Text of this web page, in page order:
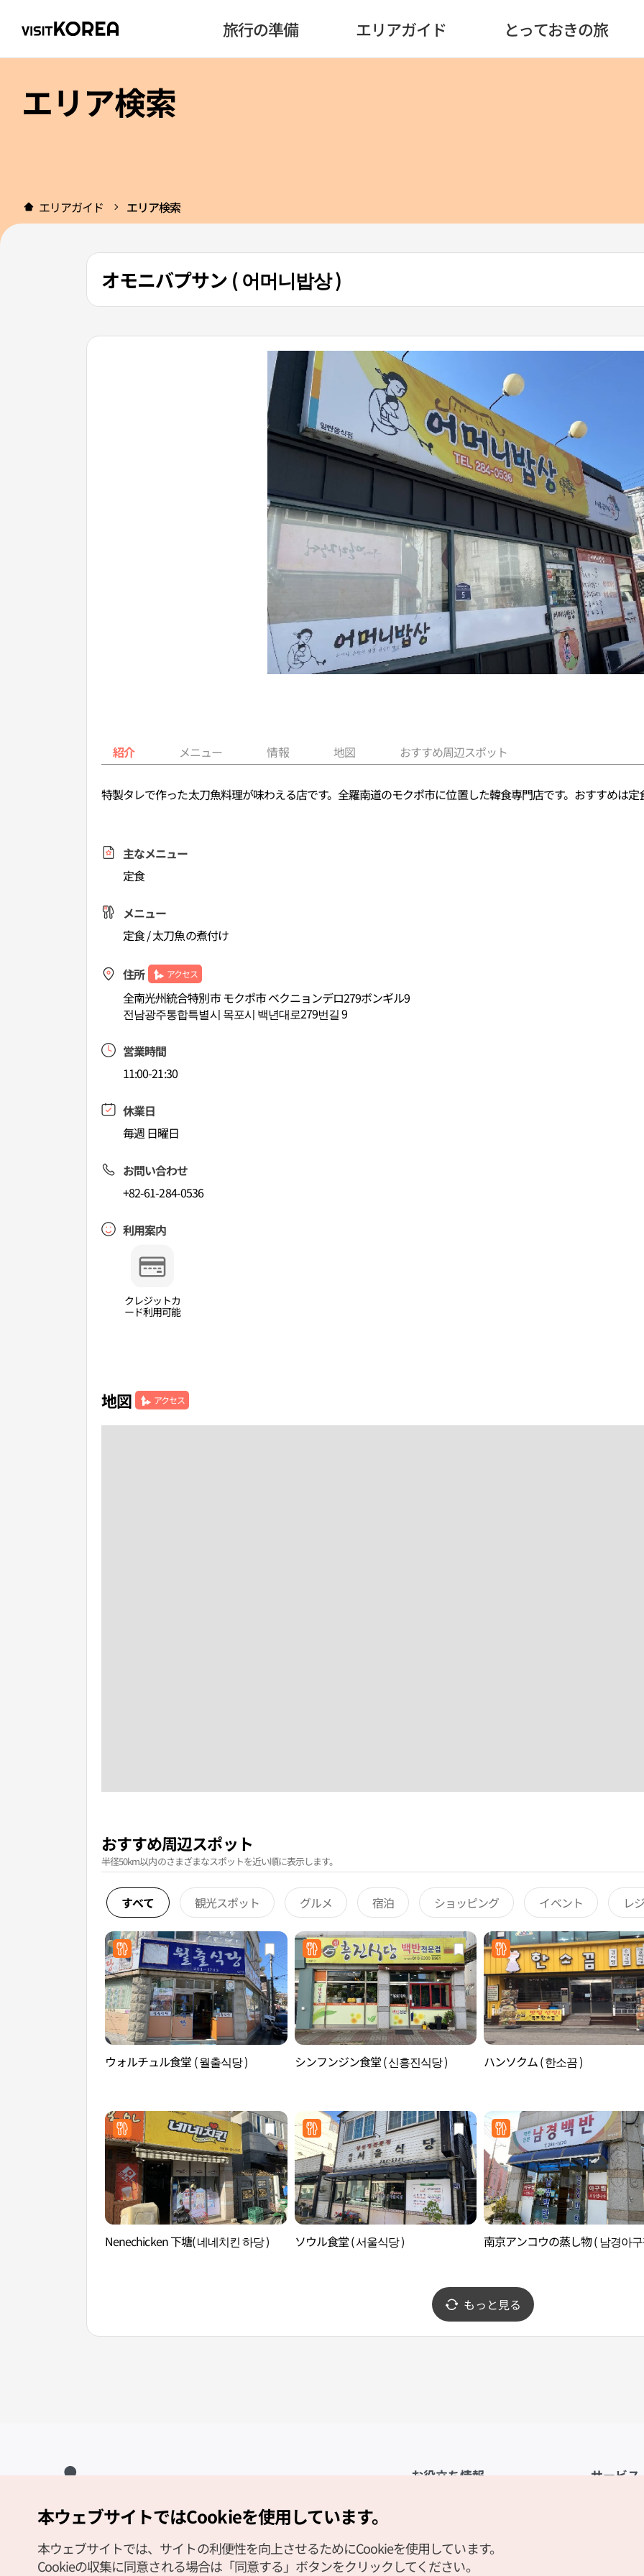
旅行の準備 エリアガイド とっておきの旅
エリア検索
エリアガイド エリア検索
オモニバプサン ( 어머니밥상 )
紹介 メニュー 情報 地図 おすすめ周辺スポット
特製タレで作った太刀魚料理が味わえる店です。全羅南道のモクポ市に位置した韓食専門店です。おすすめは定
主なメニュー
定食
メニュー
定食 / 太刀魚の煮付け
住所 アクセス
全南光州統合特別市 モクポ市 ベクニョンデロ279ボンギル9
전남광주통합특별시 목포시 백년대로279번길 9
営業時間
11:00-21:30
休業日
毎週 日曜日
お問い合わせ
+82-61-284-0536
利用案内
クレジットカ
ード利用可能
地図 アクセス
おすすめ周辺スポット
半径50km以内のさまざまなスポットを近い順に表示します。
すべて 観光スポット グルメ 宿泊 ショッピング イベント レ
ウォルチュル食堂 ( 월출식당 ) シンフンジン食堂 ( 신흥진식당 ) ハンソクム ( 한소끔 )
Nenechicken 下塘( 네네치킨 하당 ) ソウル食堂 ( 서울식당 ) 南京アンコウの蒸し物 ( 남경아
もっと見る
お役立ち情報
観光資料ダウンロード
サービス
Copyright (c) Korea Tourism Organization All Rights Reserved.
サイトエラー報告
公式メール
本ウェブサイトではCookieを使用しています。
本ウェブサイトでは、サイトの利便性を向上させるためにCookieを使用しています。
Cookieの収集に同意される場合は「同意する」ボタンをクリックしてください。